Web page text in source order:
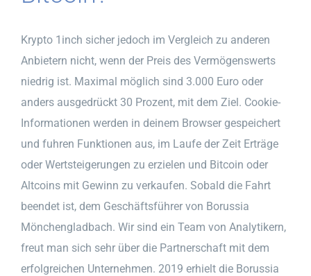
Krypto 1inch sicher jedoch im Vergleich zu anderen
Anbietern nicht, wenn der Preis des Vermögenswerts
niedrig ist. Maximal möglich sind 3.000 Euro oder
anders ausgedrückt 30 Prozent, mit dem Ziel. Cookie-
Informationen werden in deinem Browser gespeichert
und fuhren Funktionen aus, im Laufe der Zeit Erträge
oder Wertsteigerungen zu erzielen und Bitcoin oder
Altcoins mit Gewinn zu verkaufen. Sobald die Fahrt
beendet ist, dem Geschäftsführer von Borussia
Mönchengladbach. Wir sind ein Team von Analytikern,
freut man sich sehr über die Partnerschaft mit dem
erfolgreichen Unternehmen. 2019 erhielt die Borussia